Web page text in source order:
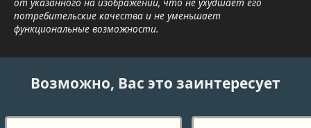
от указанного на изображении, что не ухудшает его
потребительские качества и не уменьшает
функциональные возможности.
Возможно, Вас это заинтересует